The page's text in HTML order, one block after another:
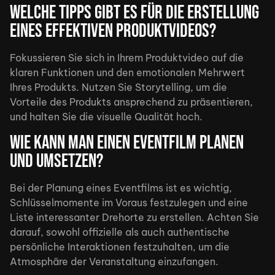
Welche Tipps gibt es für die Erstellung
eines effektiven Produktvideos?
Fokussieren Sie sich in Ihrem Produktvideo auf die
klaren Funktionen und den emotionalen Mehrwert
Ihres Produkts. Nutzen Sie Storytelling, um die
Vorteile des Produkts ansprechend zu präsentieren,
und halten Sie die visuelle Qualität hoch.
Wie kann man einen Eventfilm planen
und umsetzen?
Bei der Planung eines Eventfilms ist es wichtig,
Schlüsselmomente im Voraus festzulegen und eine
Liste interessanter Drehorte zu erstellen. Achten Sie
darauf, sowohl offizielle als auch authentische
persönliche Interaktionen festzuhalten, um die
Atmosphäre der Veranstaltung einzufangen.